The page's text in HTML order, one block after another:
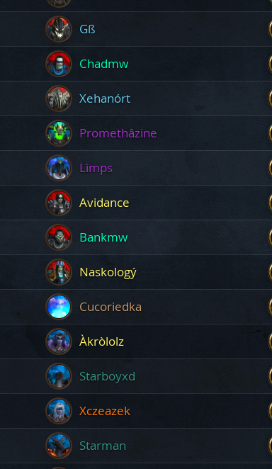
Gß
Chadmw
Xehanórt
Promethâzine
Lìmps
Avidance
Bankmw
Naskologý
Cucoriedka
Àkròlolz
Starboyxd
Xczeazek
Starman